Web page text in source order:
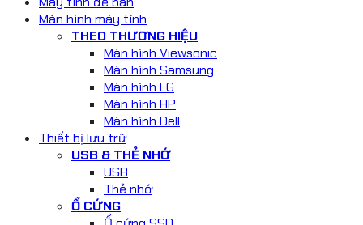
Màn hình máy tính
THEO THƯƠNG HIỆU
Màn hình Viewsonic
Màn hình Samsung
Màn hình LG
Màn hình HP
Màn hình Dell
Thiết bị lưu trữ
USB & THẺ NHỚ
USB
Thẻ nhớ
Ổ CỨNG